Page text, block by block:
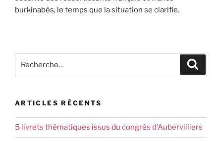
burkinabès, le temps que la situation se clarifie.
ARTICLES RÉCENTS
5 livrets thématiques issus du congrès d’Aubervilliers